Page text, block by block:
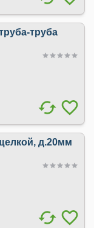
труба
д.20мм